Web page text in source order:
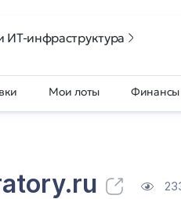
ИТ-инфраструктура
Мои лоты Финансы